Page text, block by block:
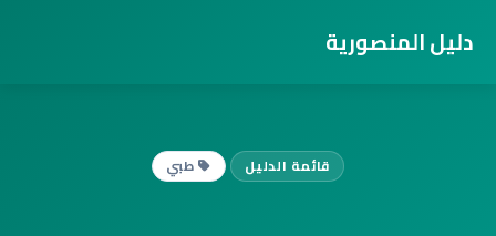
دليل المنصورية
قائمة الدليل طبي